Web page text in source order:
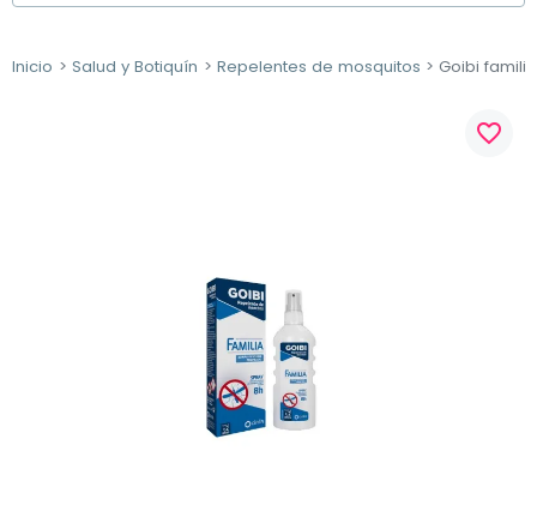
Inicio Salud y Botiquín Repelentes de mosquitos Goibi
favorite_border